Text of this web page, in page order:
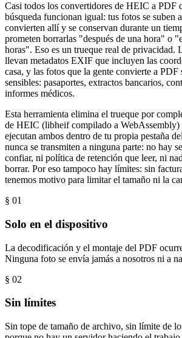
Casi todos los convertidores de HEIC a PDF
búsqueda funcionan igual: tus fotos se suben
convierten allí y se conservan durante un
prometen borrarlas "después de una hora" o
horas". Eso es un trueque real de privacidad.
llevan metadatos EXIF que incluyen las
casa, y las fotos que la gente convierte a PDF
sensibles: pasaportes, extractos bancarios,
informes médicos.
Esta herramienta elimina el trueque por
de HEIC (libheif compilado a WebAssembly)
ejecutan ambos dentro de tu propia pestaña
nunca se transmiten a ninguna parte: no hay
confiar, ni política de retención que leer, ni
borrar. Por eso tampoco hay límites: sin
tenemos motivo para limitar el tamaño ni la
§ 01
Solo en el dispositivo
La decodificación y el montaje del PDF
Ninguna foto se envía jamás a nosotros ni a
§ 02
Sin límites
Sin tope de tamaño de archivo, sin límite de